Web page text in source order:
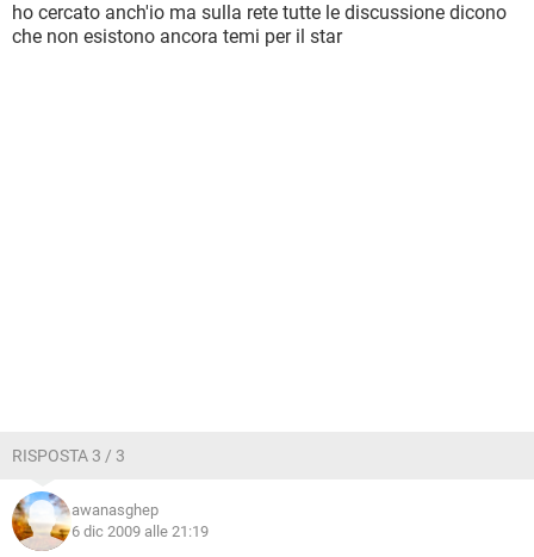
ho cercato anch'io ma sulla rete tutte le discussione dicono
che non esistono ancora temi per il star
RISPOSTA 3 / 3
awanasghep
6 dic 2009 alle 21:19